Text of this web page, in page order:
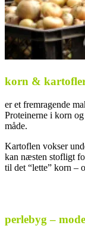
korn &
er et fremragende
Proteinerne i korn
måde.
Kartoflen vokser
kan næsten stofligt
til det “lette” korn –
perlebyg –